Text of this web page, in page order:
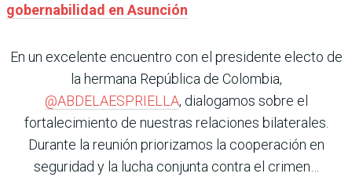
gobernabilidad en Asunción
En un excelente encuentro con el presidente electo de
la hermana República de Colombia,
@ABDELAESPRIELLA, dialogamos sobre el
fortalecimiento de nuestras relaciones bilaterales.
Durante la reunión priorizamos la cooperación en
seguridad y la lucha conjunta contra el crimen…